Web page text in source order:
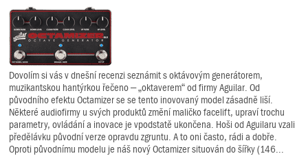
Dovolím si vás v dnešní recenzi seznámit s oktávovým generátorem,
muzikantskou hantýrkou řečeno – „oktaverem“ od firmy Aguilar. Od
původního efektu Octamizer se se tento inovovaný model zásadně liší.
Některé audiofirmy u svých produktů změní maličko facelift, upraví trochu
parametry, ovládání a inovace je vpodstatě ukončena. Hoši od Aguilaru vzali
předělávku původní verze opravdu zgruntu. A to oni často, rádi a dobře.
Oproti původnímu modelu je náš nový Octamizer situován do šířky (146...